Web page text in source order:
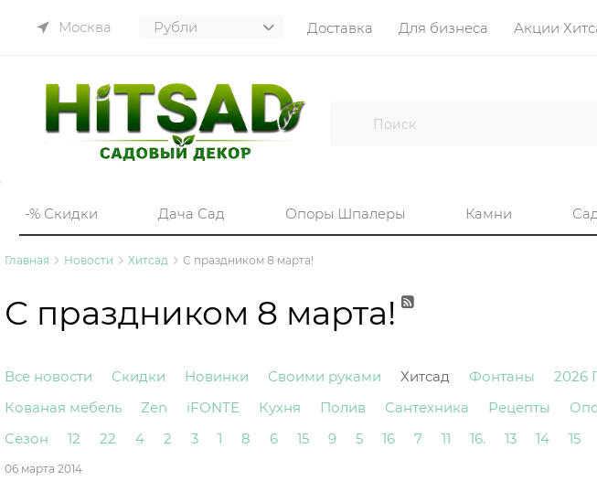
Москва Доставка Для бизнеса Акции
-% Скидки Дача Сад Опоры Шпалеры Камни
Главная Новости Хитсад С праздником 8 марта!
С праздником 8 марта!
Все новости Скидки Новинки Своими руками Хитсад Фонтаны
Кованая мебель
Zen iFONTE Кухня Полив Сантехника Рецепты
Сезон
12 22 4 2 3 1 8 6 15 9 5 16 7 11 16. 13 14 15
06 марта 2014